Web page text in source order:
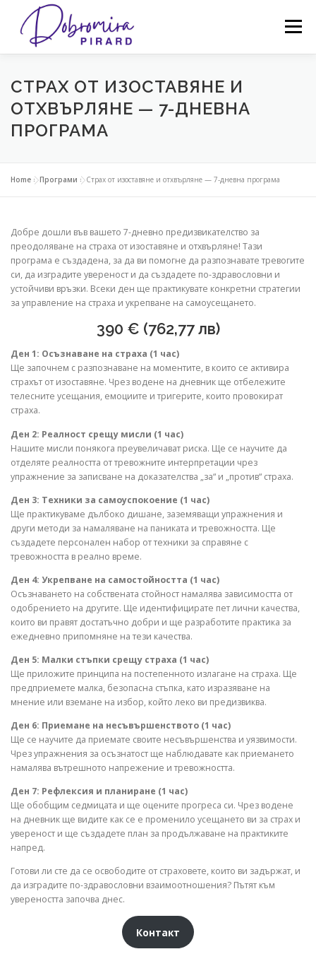
content
Menu
ЗА МЕН УСЛУГИ ЦЕНИ КНИГИ
ПРОГРАМИ ОБРАЗОВАНИЕ
СТРАХ ОТ ИЗОСТАВЯНЕ И
ОТХВЪРЛЯНЕ — 7-ДНЕВНА
ПРОГРАМА
Home »Програми »Страх от изоставяне и отхвърляне — 7-дневна програма
Добре дошли във вашето 7-дневно предизвикателство за
преодоляване на страха от изоставяне и отхвърляне! Тази
програма е създадена, за да ви помогне да разпознавате тревогите
си, да изградите увереност и да създадете по-здравословни и
устойчиви връзки. Всеки ден ще практикувате конкретни стратегии
за управление на страха и укрепване на самоусещането.
390 € (762,77 лв)
Ден 1: Осъзнаване на страха (1 час)
Ще започнем с разпознаване на моментите, в които се активира
страхът от изоставяне. Чрез водене на дневник ще отбележите
телесните усещания, емоциите и тригерите, които провокират
страха.
Ден 2: Реалност срещу мисли (1 час)
Нашите мисли понякога преувеличават риска. Ще се научите да
отделяте реалността от тревожните интерпретации чрез
упражнение за записване на доказателства „за“ и „против“ страха.
Ден 3: Техники за самоуспокоение (1 час)
Ще практикуваме дълбоко дишане, заземяващи упражнения и
други методи за намаляване на паниката и тревожността. Ще
създадете персонален набор от техники за справяне с
тревожността в реално време.
Ден 4: Укрепване на самостойността (1 час)
Осъзнаването на собствената стойност намалява зависимостта от
одобрението на другите. Ще идентифицирате пет лични качества,
които ви правят достатъчно добри и ще разработите практика за
ежедневно припомняне на тези качества.
Ден 5: Малки стъпки срещу страха (1 час)
Ще приложите принципа на постепенното излагане на страха. Ще
предприемете малка, безопасна стъпка, като изразяване на
мнение или вземане на избор, който леко ви предизвиква.
Ден 6: Приемане на несъвършенството (1 час)
Ще се научите да приемате своите несъвършенства и уязвимости.
Чрез упражнения за осъзнатост ще наблюдавате как приемането
намалява вътрешното напрежение и тревожността.
Ден 7: Рефлексия и планиране (1 час)
Ще обобщим седмицата и ще оцените прогреса си. Чрез водене
на дневник ще видите как се е променило усещането ви за страх и
увереност и ще създадете план за продължаване на практиките
напред.
Готови ли сте да се освободите от страховете, които ви задържат, и
да изградите по-здравословни взаимоотношения? Пътят към
увереността започва днес.
Контакт